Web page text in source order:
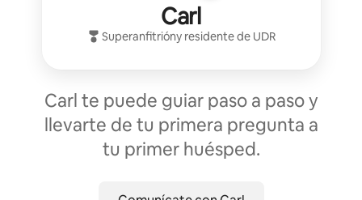
Carl
Superanfitrióny residente de UDR
Carl te puede guiar paso a paso y
llevarte de tu primera pregunta a
tu primer huésped.